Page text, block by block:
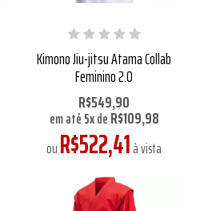
Kimono Jiu-jitsu Atama Collab
Feminino 2.0
R$549,90
em até5xdeR$109,98
ouR$522,41à vista